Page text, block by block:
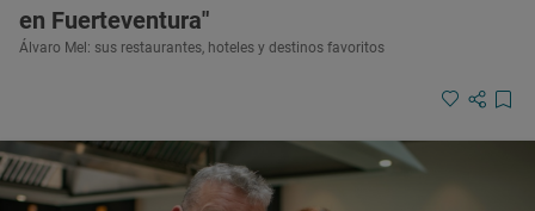
en Fuerteventura"
Álvaro Mel: sus restaurantes, hoteles y destinos favoritos